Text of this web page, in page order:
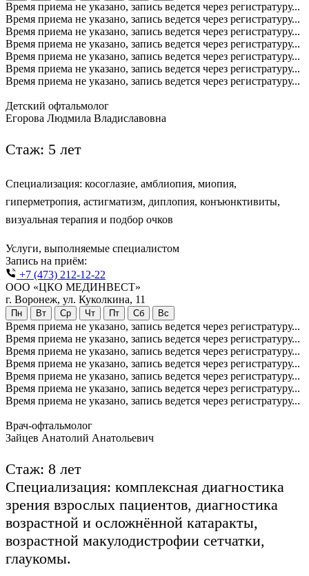
Время приема не указано, запись ведется через регистратуру...
Время приема не указано, запись ведется через регистратуру...
Время приема не указано, запись ведется через регистратуру...
Время приема не указано, запись ведется через регистратуру...
Время приема не указано, запись ведется через регистратуру...
Время приема не указано, запись ведется через регистратуру...
Время приема не указано, запись ведется через регистратуру...
Детский офтальмолог
Егорова Людмила Владиславовна
Стаж: 5 лет
Специализация: косоглазие, амблиопия, миопия,
гиперметропия, астигматизм, диплопия, конъюнктивиты,
визуальная терапия и подбор очков
Услуги, выполняемые специалистом
Запись на приём:
+7 (473) 212-12-22
ООО «ЦКО МЕДИНВЕСТ»
г. Воронеж, ул. Куколкина, 11
Пн Вт Ср Чт Пт Сб Вс
Время приема не указано, запись ведется через регистратуру...
Время приема не указано, запись ведется через регистратуру...
Время приема не указано, запись ведется через регистратуру...
Время приема не указано, запись ведется через регистратуру...
Время приема не указано, запись ведется через регистратуру...
Время приема не указано, запись ведется через регистратуру...
Время приема не указано, запись ведется через регистратуру...
Врач-офтальмолог
Зайцев Анатолий Анатольевич
Стаж: 8 лет
Специализация: комплексная диагностика
зрения взрослых пациентов, диагностика
возрастной и осложнённой катаракты,
возрастной макулодистрофии сетчатки,
глаукомы.